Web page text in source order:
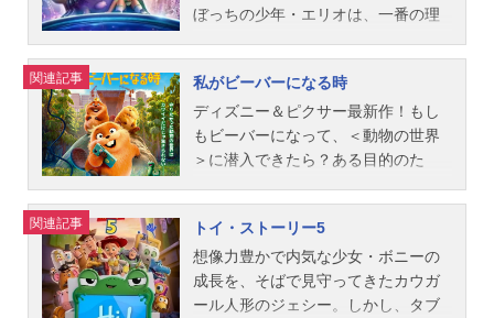
ービー：磯辺万沙子ザーグ：銀河万
ャ：りょうスタッフ監督：アンガ
ス・マクレーン制作：ギャリン・サ
スマン配給：ウォルト・ディズニ
ー・ジャパン公開開始年＆季節2022
アニメ映画(C)2021Disney/Pixar.AllRi
ー』公式サイト『ディズニー・スタ
ジオ』公式Twitter動画配信情報【P
R】※本ページは動画配信サービスの
プロモーションが含まれています。
※詳...
イ・エレメント放送形態劇場版アニ
ール2023年8月4日（金）『カールじ
いさんのデート』と同時上映キャス
トエンバー：川口春奈ウェイド：玉
森裕太（Kis-My-Ft2）ゲイル：MEG
UMIファーン：伊達みきお（サンド
シンダー：塩田朋子ブルック：山像
かおりクロッド：大谷育江ハロル
ド：高木渉アラン：間宮康弘レイ
ク：濱口綾乃スタッフ監督：ピータ
ー・ソーン脚本：ジョン・ホバー
めに、あなたたちはもう必要ない」
されるヨロコビたち。巻き起こる“感
情の嵐”の中で、ライリーは自分らし
さを失っていく...。彼女を救うカギ
は、広大な世界の奥底に眠る“ある記
憶”に隠されていた―。作品名インサ
メシリーズインサイド・ヘッドスケ
ジュール2024年8月1日（木）キャス
トライリー：横溝菜帆カナシミ：大
竹しのぶムカムカ：小松由佳ビビ
リ：落合弘治イカリ：浦山迅ヨロコ
ぼっちの少年・エリオは、一番の理
て、大好きな宇宙にいつも思いを馳
せていた。「この広い世界のどこか
に、“本当の居場所”があるはず」彼の
切ない願いが届き、星々の代表が集
う夢のような“コミュニバース”に招か
うに孤独なエイリアンの少年・グロ
ードン。「そのままの君が好きだ
よ」―心を通わせる彼らに迫
る、“星々の世界”を揺るがす脅威。そ
れを救うカギは、孤独なふたりが交
関連記事
私がビーバーになる時
ディズニー＆ピクサー最新作！もし
もビーバーになって、＜動物の世界
＞に潜入できたら？ある目的のた
ップ”させたメイベルは夢見ていた動
物との会話に大喜びするが、人間の
世界を揺るがす動物たちのとんでも
ない計画を知ってしまう。ビーバー
になった彼女が巻き起こす奇跡とは
関連記事
トイ・ストーリー5
​想像力豊かで内気な少女・ボニーの
成長を、そばで見守ってきたカウガ
ール人形のジェシー。しかし、タブ